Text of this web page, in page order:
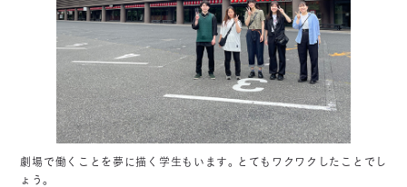
劇場で働くことを夢に描く学生もいます。とてもワクワクしたことでし
ょう。